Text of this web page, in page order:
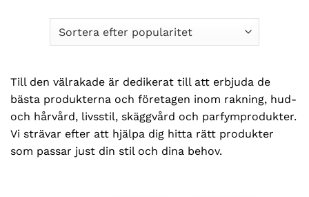
Till den välrakade är dedikerat till att erbjuda de
bästa produkterna och företagen inom rakning, hud-
och hårvård, livsstil, skäggvård och parfymprodukter.
Vi strävar efter att hjälpa dig hitta rätt produkter
som passar just din stil och dina behov.